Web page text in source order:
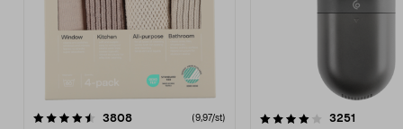
3808recensioner (9,97/st)
4.0av 5 stjärnor 3251
4.5av 5 stjärnor